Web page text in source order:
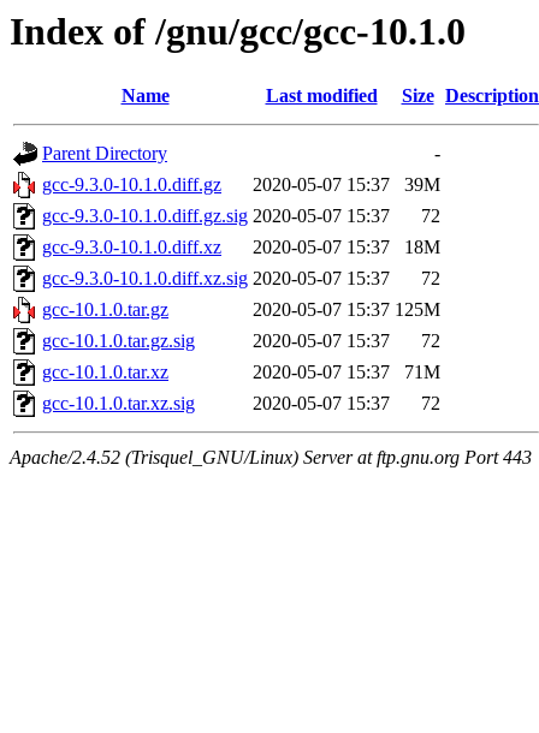
Index of /gnu/gcc/gcc-10.1.0
Name Last modified Size Description
Parent Directory
-
gcc-9.3.0-10.1.0.diff.gz
2020-05-07 15:37
39M
gcc-9.3.0-10.1.0.diff.gz.sig 2020-05-07 15:37
72
gcc-9.3.0-10.1.0.diff.xz
2020-05-07 15:37
18M
gcc-9.3.0-10.1.0.diff.xz.sig 2020-05-07 15:37
72
gcc-10.1.0.tar.gz
2020-05-07 15:37 125M
gcc-10.1.0.tar.gz.sig
2020-05-07 15:37
72
gcc-10.1.0.tar.xz
2020-05-07 15:37
71M
gcc-10.1.0.tar.xz.sig
2020-05-07 15:37 72
Apache/2.4.52 (Trisquel_GNU/Linux) Server at ftp.gnu.org Port 443